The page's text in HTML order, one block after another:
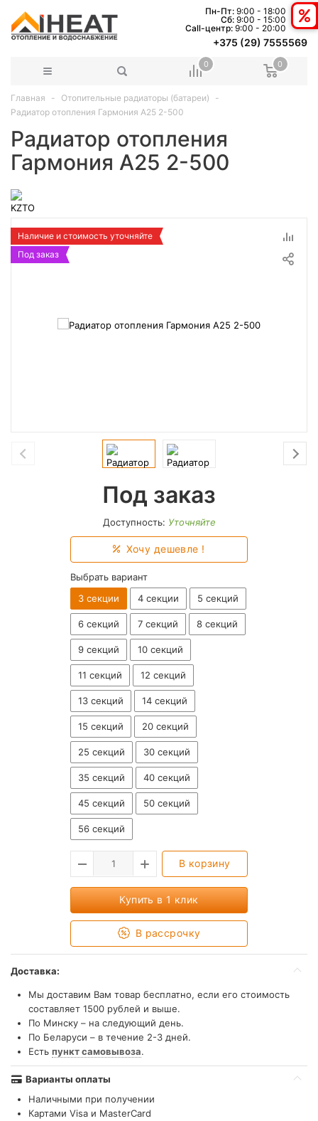
Пн-Пт: 9:00 - 18:00
Сб: 9:00 - 15:00
Сall-центр: 9:00 - 20:00
+375 (29) 7555569
0 0
Главная
Отопительные радиаторы (батареи)
Радиатор отопления Гармония A25 2-500
Радиатор отопления
Гармония A25 2-500
Наличие и стоимость уточняйте
Под заказ
Под заказ
Доступность: Уточняйте
Хочу дешевле !
Выбрать вариант
3 секции
4 секции 5 секций
6 секций 7 секций 8 секций
9 секций 10 секций
11 секций 12 секций
13 секций 14 секций
15 секций 20 секций
25 секций 30 секций
35 секций 40 секций
45 секций 50 секций
56 секций
В корзину
Купить в 1 клик
В рассрочку
Доставка:
Мы доставим Вам товар бесплатно, если его стоимость
составляет 1500 рублей и выше.
По Минску – на следующий день.
По Беларуси – в течение 2-3 дней.
Есть пункт самовывоза.
Варианты оплаты
Наличными при получении
Картами Visa и MasterCard